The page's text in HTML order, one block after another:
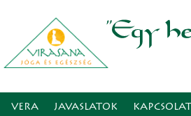
VERA JAVASLATOK KAPCSOLAT